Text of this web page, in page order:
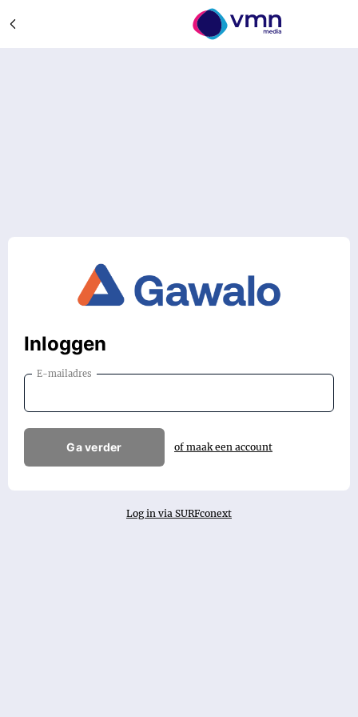
Inloggen
E-mailadres
Ga verder of maak een account
Log in via SURFconext